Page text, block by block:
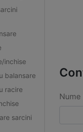
inchise
balansare
racire
sarcini